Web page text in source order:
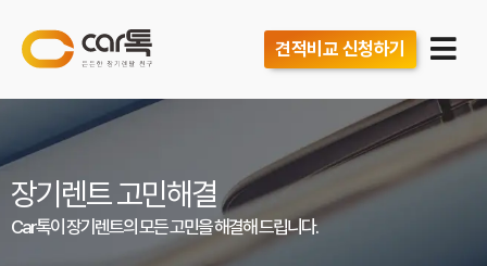
견적비교 신청하기
장기렌트 고민해결
Car톡이 장기렌트의 모든 고민을 해결해 드립니다.